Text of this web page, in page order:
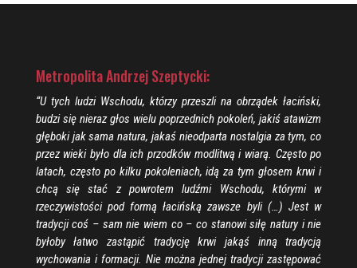
Metropolita Andrzej Szeptycki:
“U tych ludzi Wschodu, którzy przeszli na obrządek łaciński,
budzi się nieraz głos wielu poprzednich pokoleń, jakiś atawizm
głęboki jak sama natura, jakaś nieodparta nostalgia za tym, co
przez wieki było dla ich przodków modlitwą i wiarą. Często po
latach, często po kilku pokoleniach, idą za tym głosem krwi i
chcą się stać z powrotem ludźmi Wschodu, którymi w
rzeczywistości pod formą łacińską zawsze byli (…) Jest w
tradycji coś – sam nie wiem co – co stanowi siłę natury i nie
byłoby łatwo zastąpić tradycję krwi jakąś inną tradycją
wychowania i formacji. Nie można jednej tradycji zastępować